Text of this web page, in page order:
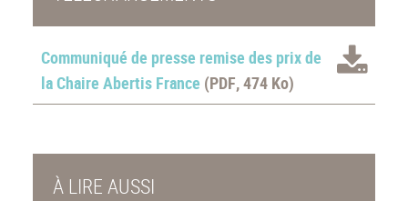
Communiqué de presse remise des prix de
la Chaire Abertis France (PDF, 474 Ko)
À LIRE AUSSI